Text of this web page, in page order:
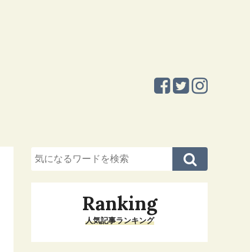
Ranking
人気記事ランキング